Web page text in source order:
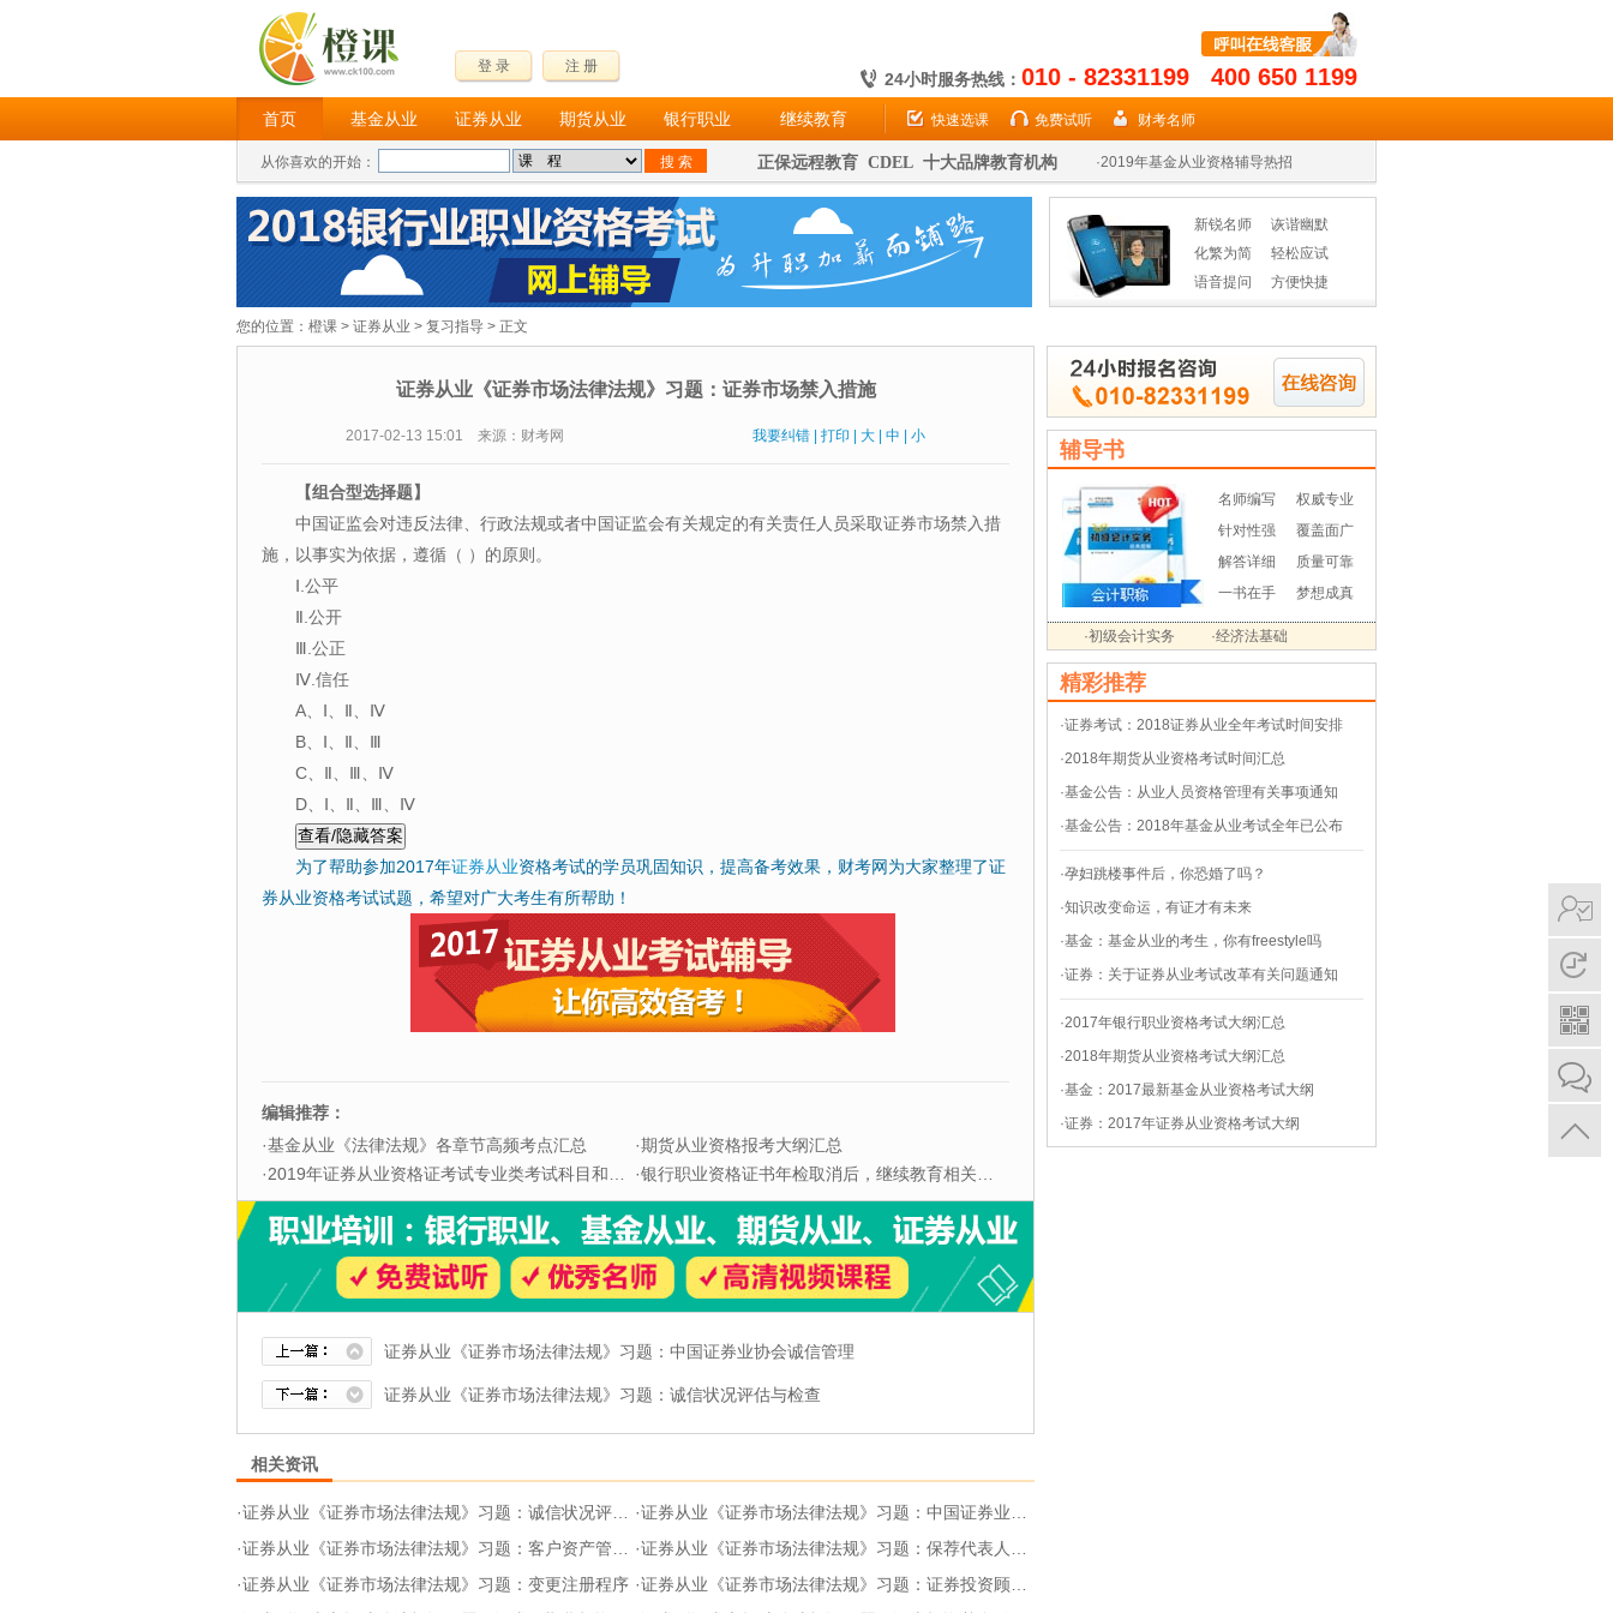
登 录 注 册
24小时服务热线： 010 - 82331199 400 650 1199
首页 基金从业 证券从业 期货从业 银行职业 继续教育 快速选课 免费试听 财考名师
从你喜欢的开始： 正保远程教育 CDEL 十大品牌教育机构
·2019年期货从业名师授课高效省时
2019证券在手 券商无忧
·2019年基金从业资格辅导热招
·2019证券在手 券商无忧
·2019年基金从业资格辅导热招
新锐名师
诙谐幽默
化繁为简
轻松应试
语音提问
方便快捷
您的位置： 橙课 > 证券从业 > 复习指导 > 正文
证券从业《证券市场法律法规》习题：证券市场禁入措施
2017-02-13 15:01 来源：财考网 我要纠错 打印 大 中 小
【组合型选择题】
中国证监会对违反法律、行政法规或者中国证监会有关规定的有关责任人员采取证券市场禁入措
施，以事实为依据，遵循（ ）的原则。
Ⅰ.公平
Ⅱ.公开
Ⅲ.公正
Ⅳ.信任
A、Ⅰ、Ⅱ、Ⅳ
B、Ⅰ、Ⅱ、Ⅲ
C、Ⅱ、Ⅲ、Ⅳ
D、Ⅰ、Ⅱ、Ⅲ、Ⅳ
为了帮助参加2017年证券从业资格考试的学员巩固知识，提高备考效果，财考网为大家整理了证
券从业资格考试试题，希望对广大考生有所帮助！
编辑推荐：
·基金从业《法律法规》各章节高频考点汇总 ·期货从业资格报考大纲汇总
·2019年证券从业资格证考试专业类考试科目和题型 ·银行职业资格证书年检取消后，继续教育相关问题解答
证券从业《证券市场法律法规》习题：中国证券业协会诚信管理
证券从业《证券市场法律法规》习题：诚信状况评估与检查
相关资讯
·证券从业《证券市场法律法规》习题：诚信状况评估与检查 ·证券从业《证券市场法律法规》习题：中国证券业协会诚信管理
·证券从业《证券市场法律法规》习题：客户资产管理业务 ·证券从业《证券市场法律法规》习题：保荐代表人的资格管理规定
·证券从业《证券市场法律法规》习题：变更注册程序 ·证券从业《证券市场法律法规》习题：证券投资顾问和证券分析师
辅导书
名师编写
权威专业
针对性强
覆盖面广
解答详细
质量可靠
一书在手
梦想成真
·初级会计实务 ·经济法基础
精彩推荐
·证券考试：2018证券从业全年考试时间安排
·2018年期货从业资格考试时间汇总
·基金公告：从业人员资格管理有关事项通知
·基金公告：2018年基金从业考试全年已公布
·孕妇跳楼事件后，你恐婚了吗？
·知识改变命运，有证才有未来
·基金：基金从业的考生，你有freestyle吗
·证券：关于证券从业考试改革有关问题通知
·2017年银行职业资格考试大纲汇总
·2018年期货从业资格考试大纲汇总
·基金：2017最新基金从业资格考试大纲
·证券：2017年证券从业资格考试大纲